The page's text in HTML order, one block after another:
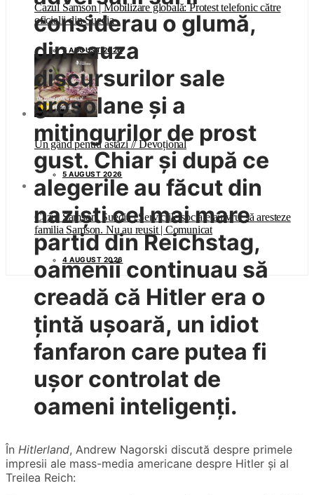
Cazul Samson | Mobilizare globală: Protest telefonic către
oficialii din Suedia
5 AUGUST 2026
Un gând pentru astăzi // Devoțional
5 AUGUST 2026
Cazul Samson, Suedia | Serviciile sociale au vrut să aresteze
familia Samson. Nu au reușit | Comunicat
4 AUGUST 2026
considerau o glumă,
din cauza
discursurilor sale
grosolane și a
mitingurilor de prost
gust. Chiar și după ce
alegerile au făcut din
naziști cel mai mare
partid din Reichstag,
oamenii continuau să
creadă că Hitler era o
țintă ușoară, un idiot
fanfaron care putea fi
ușor controlat de
oameni inteligenți.
În Hitlerland, Andrew Nagorski discută despre primele
impresii ale mass-media americane despre Hitler și al
Treilea Reich: